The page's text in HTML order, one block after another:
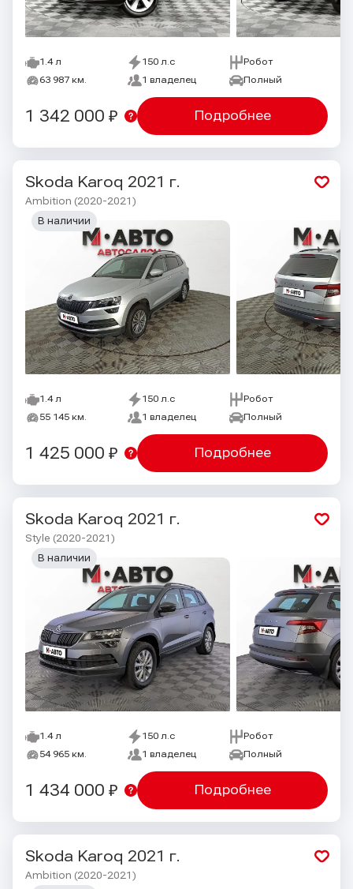
1.4 л 150 л.с
Робот
63 987 км.
1 владелец Полный
Подробнее
1 342 000 ₽
Skoda Karoq 2021 г.
Ambition (2020-2021)
1.4 л 150 л.с
Робот
55 145 км.
1 владелец Полный
В наличии
Подробнее
1 425 000 ₽
Skoda Karoq 2021 г.
Style (2020-2021)
1.4 л 150 л.с
Робот
54 965 км.
1 владелец Полный
В наличии
Подробнее
1 434 000 ₽
Skoda Karoq 2021 г.
Ambition (2020-2021)